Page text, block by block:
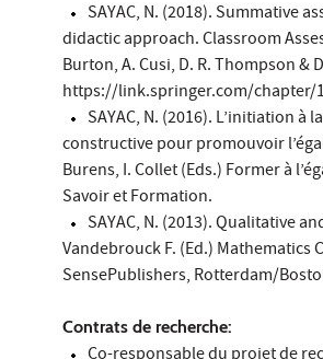
SAYAC, N. (2018). Summative
didactic approach. Classroom
Burton, A. Cusi, D. R. Thompson &
https://link.springer.com/chapter/
SAYAC, N. (2016). L’initiation
constructive pour promouvoir
Burens, I. Collet (Eds.) Former à
Savoir et Formation.
SAYAC, N. (2013). Qualitative
Vandebrouck F. (Ed.) Mathematics
SensePublishers, Rotterdam/
Contrats de recherche: